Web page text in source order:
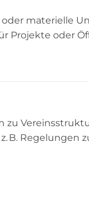
materielle
Projekte oder
zu
z. B.